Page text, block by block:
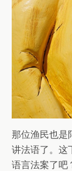
那位渔民也是
讲法语了。这
语言法案了吧